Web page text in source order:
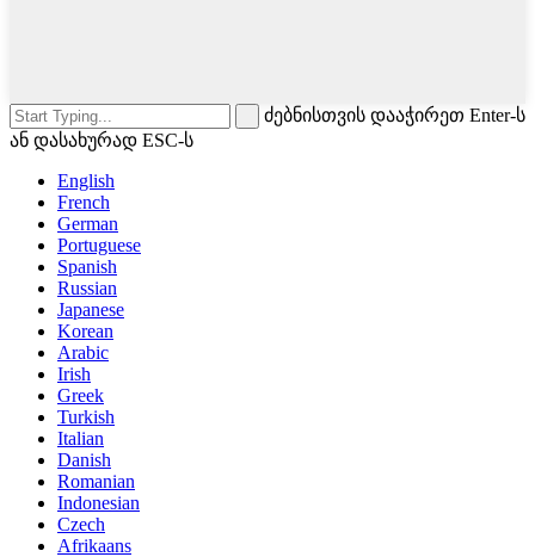
ძებნისთვის დააჭირეთ Enter-ს
ან დასახურად ESC-ს
English
French
German
Portuguese
Spanish
Russian
Japanese
Korean
Arabic
Irish
Greek
Turkish
Italian
Danish
Romanian
Indonesian
Czech
Afrikaans